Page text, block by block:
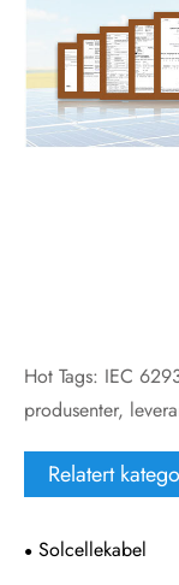
Hot Tags: IEC
produsenter,
Relatert
Solcellekabel